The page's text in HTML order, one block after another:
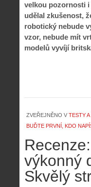
velkou pozornosti i
udělal zkušenost,
robotický nebude
vzor, nebude mít
modelů vyvíjí
ZVEŘEJNĚNO V TESTY
BUĎTE PRVNÍ, KDO
výkonný
Skvělý